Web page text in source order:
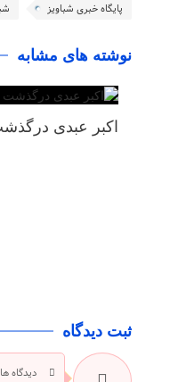
پایگاه خبری شباویز
نوشته های مشابه
اکبر عبدی
ثبت دیدگاه
دیدگاه